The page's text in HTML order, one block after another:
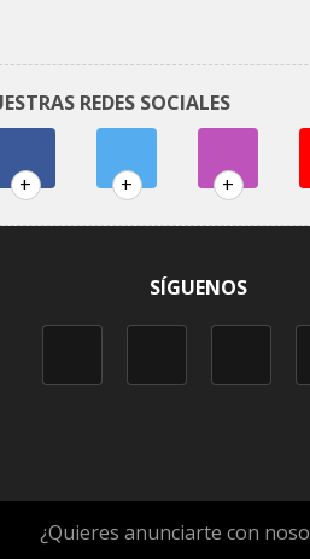
REDES SOCIALES
+ + +
SÍGUENOS
¿Quieres anunciarte con